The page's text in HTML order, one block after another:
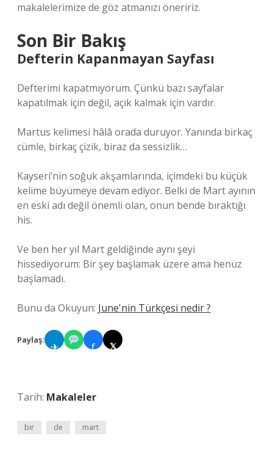
makalelerimize de göz atmanızı öneririz.
Son Bir Bakış
Defterin Kapanmayan Sayfası
Defterimi kapatmıyorum. Çünkü bazı sayfalar
kapatılmak için değil, açık kalmak için vardır.
Martus kelimesi hâlâ orada duruyor. Yanında birkaç
cümle, birkaç çizik, biraz da sessizlik…
Kayseri’nin soğuk akşamlarında, içimdeki bu küçük
kelime büyümeye devam ediyor. Belki de Mart ayının
en eski adı değil önemli olan, onun bende bıraktığı
his.
Ve ben her yıl Mart geldiğinde aynı şeyi
hissediyorum: Bir şey başlamak üzere ama henüz
başlamadı.
Bunu da Okuyun: June'nin Türkçesi nedir ?
Paylaş:
✈ f 𝕏
Tarih: Makaleler
bir de mart